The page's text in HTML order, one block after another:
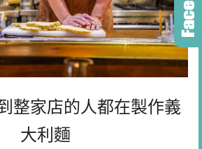
整家店的人都在製作義
大利麵